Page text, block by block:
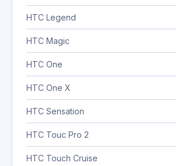
HTC Legend
HTC Magic
HTC One
HTC One X
HTC Sensation
HTC Touc Pro 2
HTC Touch Cruise